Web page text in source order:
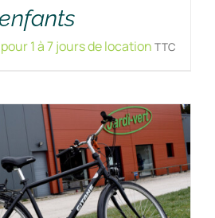
pour 1 à 7 jours de location TTC
! DÉTAILS